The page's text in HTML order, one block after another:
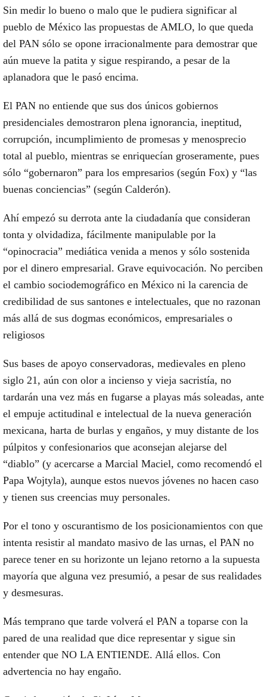
Sin medir lo bueno o malo que le pudiera significar al
pueblo de México las propuestas de AMLO, lo que queda
del PAN sólo se opone irracionalmente para demostrar que
aún mueve la patita y sigue respirando, a pesar de la
aplanadora que le pasó encima.
El PAN no entiende que sus dos únicos gobiernos
presidenciales demostraron plena ignorancia, ineptitud,
corrupción, incumplimiento de promesas y menosprecio
total al pueblo, mientras se enriquecían groseramente, pues
sólo “gobernaron” para los empresarios (según Fox) y “las
buenas conciencias” (según Calderón).
Ahí empezó su derrota ante la ciudadanía que consideran
tonta y olvidadiza, fácilmente manipulable por la
“opinocracia” mediática venida a menos y sólo sostenida
por el dinero empresarial. Grave equivocación. No perciben
el cambio sociodemográfico en México ni la carencia de
credibilidad de sus santones e intelectuales, que no razonan
más allá de sus dogmas económicos, empresariales o
religiosos
Sus bases de apoyo conservadoras, medievales en pleno
siglo 21, aún con olor a incienso y vieja sacristía, no
tardarán una vez más en fugarse a playas más soleadas, ante
el empuje actitudinal e intelectual de la nueva generación
mexicana, harta de burlas y engaños, y muy distante de los
púlpitos y confesionarios que aconsejan alejarse del
“diablo” (y acercarse a Marcial Maciel, como recomendó el
Papa Wojtyla), aunque estos nuevos jóvenes no hacen caso
y tienen sus creencias muy personales.
Por el tono y oscurantismo de los posicionamientos con que
intenta resistir al mandato masivo de las urnas, el PAN no
parece tener en su horizonte un lejano retorno a la supuesta
mayoría que alguna vez presumió, a pesar de sus realidades
y desmesuras.
Más temprano que tarde volverá el PAN a toparse con la
pared de una realidad que dice representar y sigue sin
entender que NO LA ENTIENDE. Allá ellos. Con
advertencia no hay engaño.